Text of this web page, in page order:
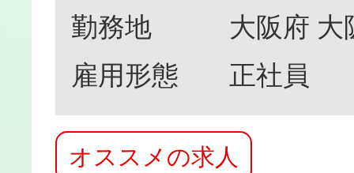
勤務地
大阪府 大
雇用形態
正社員
オススメの求人